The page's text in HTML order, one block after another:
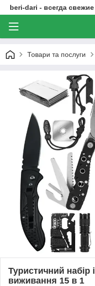
beri-dari - всегда
Товари та послуги
Туристичний набір
виживання 15 в 1